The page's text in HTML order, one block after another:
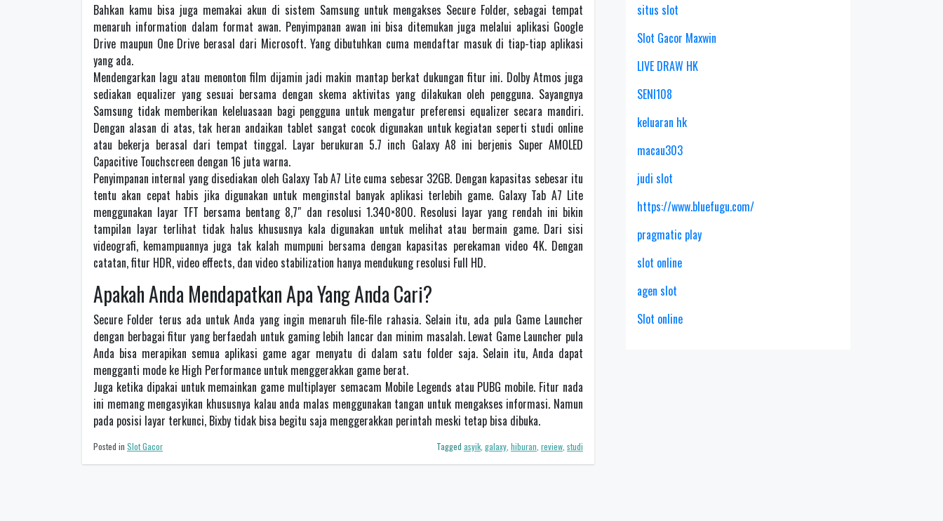
Bahkan kamu bisa juga memakai akun di sistem Samsung untuk mengakses Secure Folder, sebagai tempat
menaruh information dalam format awan. Penyimpanan awan ini bisa ditemukan juga melalui aplikasi Google
Drive maupun One Drive berasal dari Microsoft. Yang dibutuhkan cuma mendaftar masuk di tiap-tiap aplikasi
yang ada.
Mendengarkan lagu atau menonton film dijamin jadi makin mantap berkat dukungan fitur ini. Dolby Atmos juga
sediakan equalizer yang sesuai bersama dengan skema aktivitas yang dilakukan oleh pengguna. Sayangnya
Samsung tidak memberikan keleluasaan bagi pengguna untuk mengatur preferensi equalizer secara mandiri.
Dengan alasan di atas, tak heran andaikan tablet sangat cocok digunakan untuk kegiatan seperti studi online
atau bekerja berasal dari tempat tinggal. Layar berukuran 5.7 inch Galaxy A8 ini berjenis Super AMOLED
Capacitive Touchscreen dengan 16 juta warna.
Penyimpanan internal yang disediakan oleh Galaxy Tab A7 Lite cuma sebesar 32GB. Dengan kapasitas sebesar itu
tentu akan cepat habis jika digunakan untuk menginstal banyak aplikasi terlebih game. Galaxy Tab A7 Lite
menggunakan layar TFT bersama bentang 8,7″ dan resolusi 1.340×800. Resolusi layar yang rendah ini bikin
tampilan layar terlihat tidak halus khususnya kala digunakan untuk melihat atau bermain game. Dari sisi
videografi, kemampuannya juga tak kalah mumpuni bersama dengan kapasitas perekaman video 4K. Dengan
catatan, fitur HDR, video effects, dan video stabilization hanya mendukung resolusi Full HD.
Apakah Anda Mendapatkan Apa Yang Anda Cari?
Secure Folder terus ada untuk Anda yang ingin menaruh file-file rahasia. Selain itu, ada pula Game Launcher
dengan berbagai fitur yang berfaedah untuk gaming lebih lancar dan minim masalah. Lewat Game Launcher pula
Anda bisa merapikan semua aplikasi game agar menyatu di dalam satu folder saja. Selain itu, Anda dapat
mengganti mode ke High Performance untuk menggerakkan game berat.
Juga ketika dipakai untuk memainkan game multiplayer semacam Mobile Legends atau PUBG mobile. Fitur nada
ini memang mengasyikan khususnya kalau anda malas menggunakan tangan untuk mengakses informasi. Namun
pada posisi layar terkunci, Bixby tidak bisa begitu saja menggerakkan perintah meski tetap bisa dibuka.
Posted in Slot Gacor Tagged asyik galaxy hiburan review studi
situs slot
Slot Gacor Maxwin
LIVE DRAW HK
SENI108
keluaran hk
macau303
judi slot
https://www.bluefugu.com/
pragmatic play
slot online
agen slot
Slot online